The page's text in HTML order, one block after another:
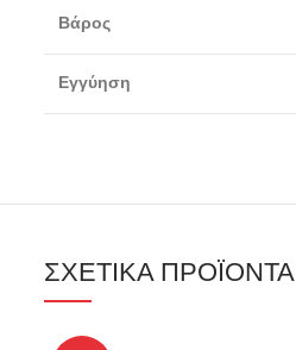
Βάρος
Εγγύηση
ΣΧΕΤΙΚΆ ΠΡΟΪΌΝΤΑ